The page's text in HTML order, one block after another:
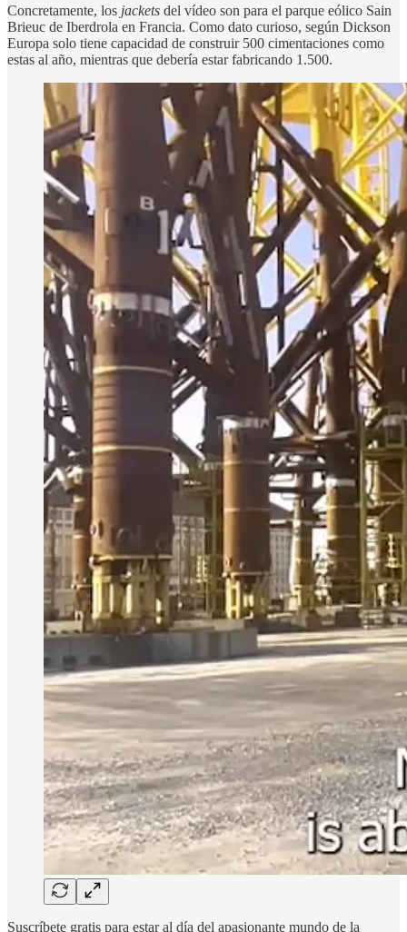
Concretamente, los jackets del vídeo son para el parque eólico Sain
Brieuc de Iberdrola en Francia. Como dato curioso, según Dickson
Europa solo tiene capacidad de construir 500 cimentaciones como
estas al año, mientras que debería estar fabricando 1.500.
Suscríbete gratis para estar al día del apasionante mundo de la